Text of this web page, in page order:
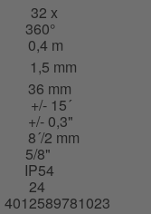
32 x
360°
0,4 m
1,5 mm
36 mm
+/- 15´
+/- 0,3"
8´/2 mm
5/8"
IP54
24
4012589781023